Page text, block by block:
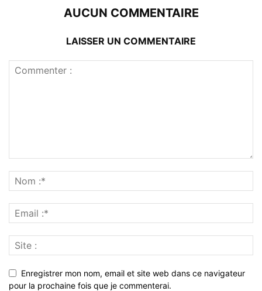
AUCUN COMMENTAIRE
LAISSER UN COMMENTAIRE
Enregistrer mon nom, email et site web dans ce navigateur
pour la prochaine fois que je commenterai.